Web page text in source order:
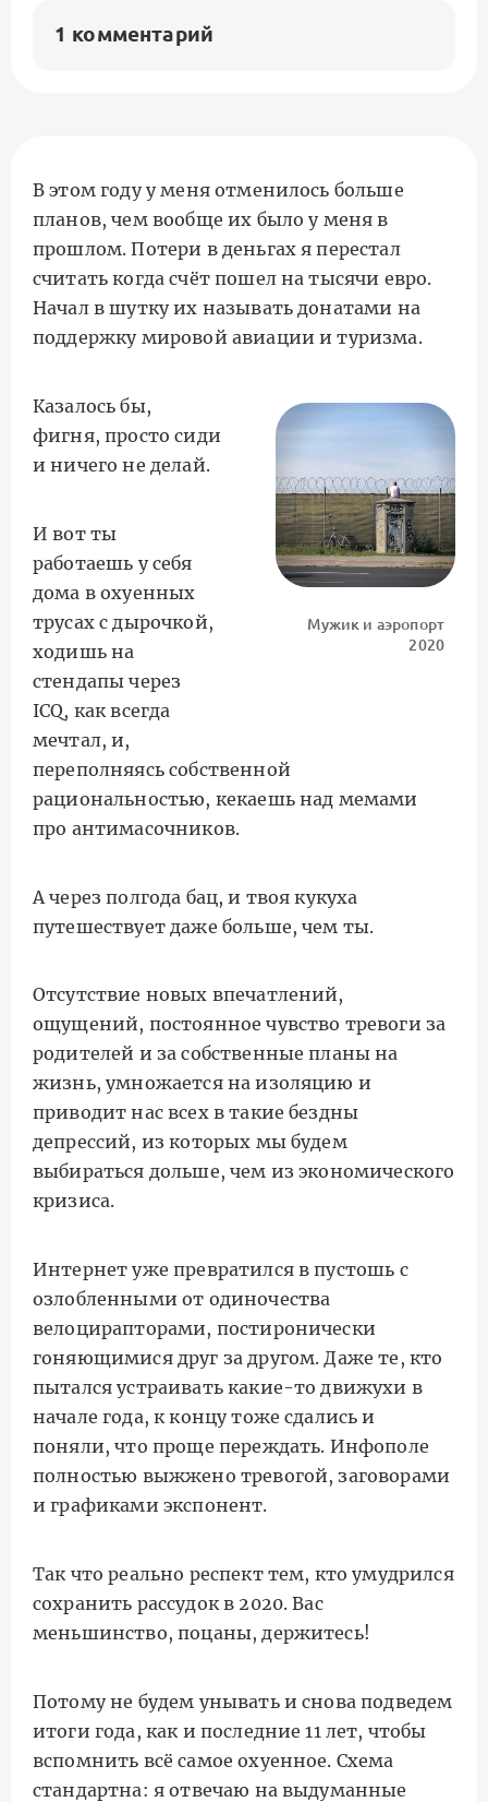
1 комментарий
В этом году у меня отменилось больше
планов, чем вообще их было у меня в
прошлом. Потери в деньгах я перестал
считать когда счёт пошел на тысячи евро.
Начал в шутку их называть донатами на
поддержку мировой авиации и туризма.
Мужик и аэропорт
2020
Казалось бы,
фигня, просто сиди
и ничего не делай.
И вот ты
работаешь у себя
дома в охуенных
трусах с дырочкой,
ходишь на
стендапы через
ICQ, как всегда
мечтал, и,
переполняясь собственной
рациональностью, кекаешь над мемами
про антимасочников.
А через полгода бац, и твоя кукуха
путешествует даже больше, чем ты.
Отсутствие новых впечатлений,
ощущений, постоянное чувство тревоги за
родителей и за собственные планы на
жизнь, умножается на изоляцию и
приводит нас всех в такие бездны
депрессий, из которых мы будем
выбираться дольше, чем из экономического
кризиса.
Интернет уже превратился в пустошь с
озлобленными от одиночества
велоцирапторами, постиронически
гоняющимися друг за другом. Даже те, кто
пытался устраивать какие-то движухи в
начале года, к концу тоже сдались и
поняли, что проще переждать. Инфополе
полностью выжжено тревогой, заговорами
и графиками экспонент.
Так что реально респект тем, кто умудрился
сохранить рассудок в 2020. Вас
меньшинство, поцаны, держитесь!
Потому не будем унывать и снова подведем
итоги года, как и последние 11 лет, чтобы
вспомнить всё самое охуенное. Схема
стандартна: я отвечаю на выдуманные